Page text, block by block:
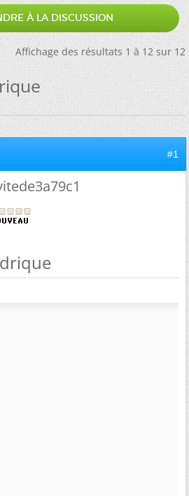
À LA DISCUSSION
Affichage des résultats 1 à 12 sur 12
#1